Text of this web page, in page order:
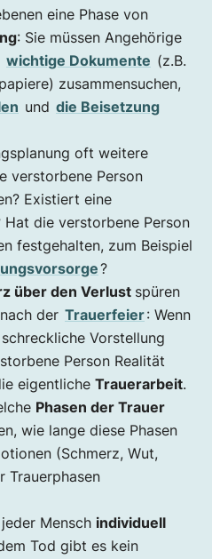
und Verweigern
und Verzweiflung
Finden, Loslassen
und Depression
bei Kindern
am besten?
mit Trauernden
eine Phase von
: Sie müssen Angehörige
wichtige Dokumente (z.B.
zusammensuchen,
und die Beisetzung
oft weitere
verstorbene Person
Existiert eine
Hat die verstorbene Person
festgehalten, zum Beispiel
?
über den Verlust spüren
der Trauerfeier: Wenn
Vorstellung
Person Realität
eigentliche Trauerarbeit.
Phasen der Trauer
wie lange diese Phasen
(Schmerz, Wut,
Trauerphasen
Mensch individuell
Tod gibt es kein